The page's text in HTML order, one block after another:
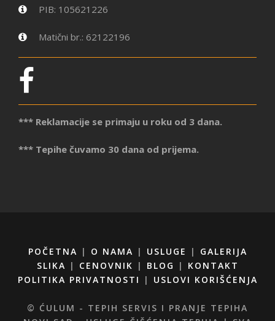
PIB: 105621226
Matični br.: 62122196
*** Reklamacije se primaju u roku od 3 dana.
*** Tepihe čuvamo 30 dana od prijema.
POČETNA | O NAMA | USLUGE | GALERIJA
SLIKA | CENOVNIK | BLOG | KONTAKT
POLITIKA PRIVATNOSTI
| USLOVI KORIŠĆENJA
© ĆULUM - TEPIH SERVIS I PRANJE TEPIHA